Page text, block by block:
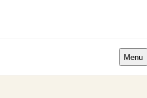
Menu